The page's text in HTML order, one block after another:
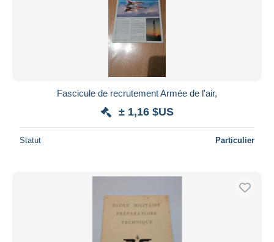
Fascicule de recrutement Armée de l'air,
± 1,16 $US
Statut Particulier